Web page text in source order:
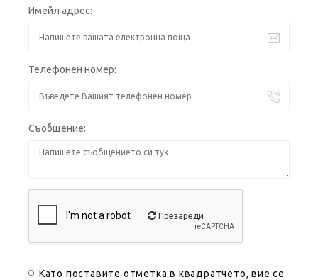
Имейл адрес:
Телефонен номер:
Съобщение:
Презареди
Като поставите отметка в квадратчето, вие се